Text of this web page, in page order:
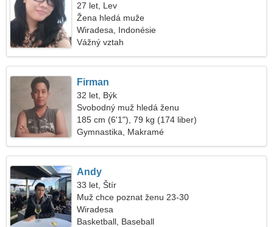
27 let, Lev
Žena hledá muže
Wiradesa, Indonésie
Vážný vztah
Firman
32 let, Býk
Svobodný muž hledá ženu
185 cm (6'1"), 79 kg (174 liber)
Gymnastika, Makramé
Andy
33 let, Štír
Muž chce poznat ženu 23-30
Wiradesa
Basketball, Baseball